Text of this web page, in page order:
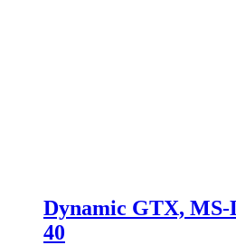
Dynamic GTX,
40